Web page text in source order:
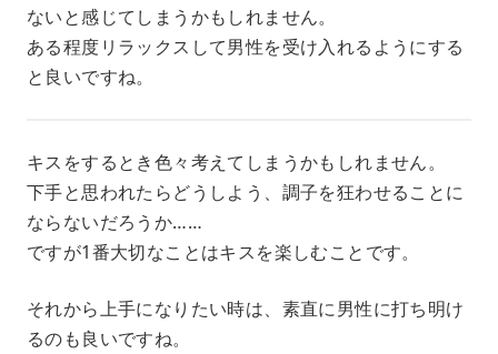
ないと感じてしまうかもしれません。
ある程度リラックスして男性を受け入れるようにする
と良いですね。
キスをするとき色々考えてしまうかもしれません。
下手と思われたらどうしよう、調子を狂わせることに
ならないだろうか……
ですが1番大切なことはキスを楽しむことです。
それから上手になりたい時は、素直に男性に打ち明け
るのも良いですね。